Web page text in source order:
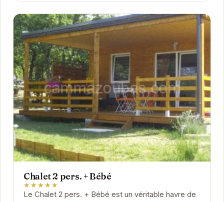
Chalet 2 pers. + Bébé
★★★★★
Le Chalet 2 pers. + Bébé est un véritable havre de